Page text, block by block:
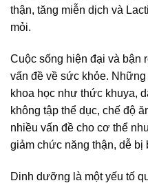
thận, tăng miễn dịch và
mỏi.
Cuộc sống hiện đại và bận
vấn đề về sức khỏe.
khoa học như thức khuya,
không tập thể dục, chế độ
nhiều vấn đề cho cơ thể
giảm chức năng thận, dễ
Dinh dưỡng là một yếu tố